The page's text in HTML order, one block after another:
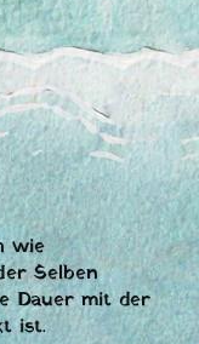
wie
Selben
Dauer mit der
ist.